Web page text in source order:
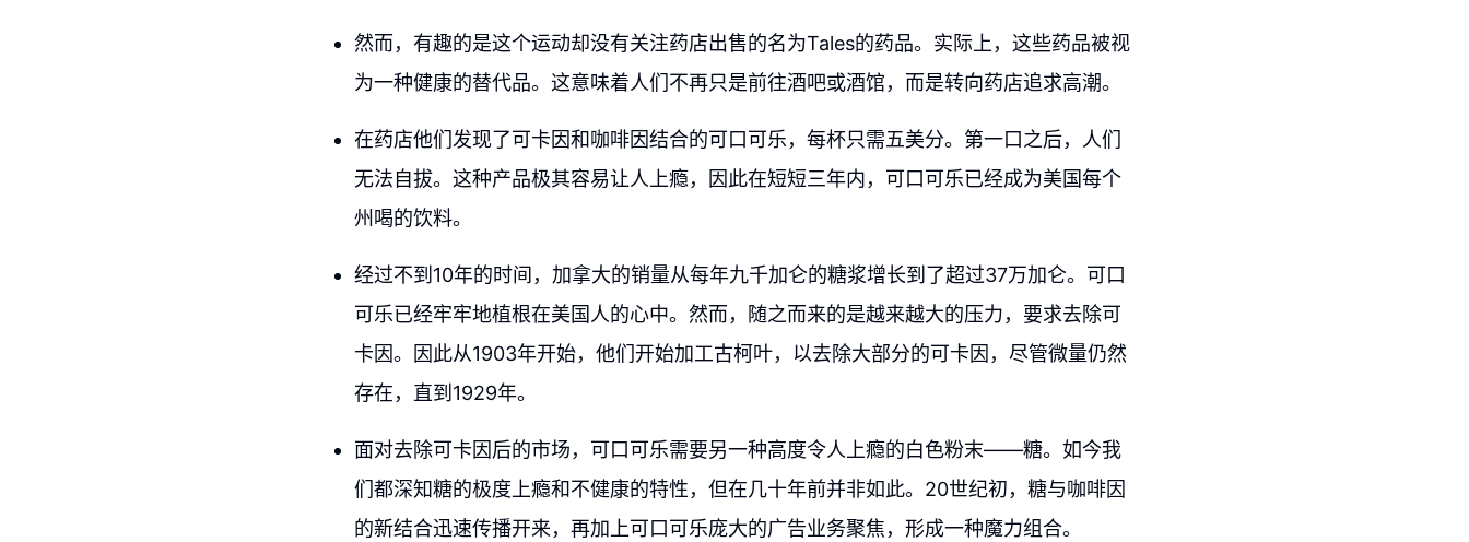
然而，有趣的是这个运动却没有关注药店出售的名为Tales的药品。实际上，这些药品被视
为一种健康的替代品。这意味着人们不再只是前往酒吧或酒馆，而是转向药店追求高潮。
在药店他们发现了可卡因和咖啡因结合的可口可乐，每杯只需五美分。第一口之后，人们
无法自拔。这种产品极其容易让人上瘾，因此在短短三年内，可口可乐已经成为美国每个
州喝的饮料。
经过不到10年的时间，加拿大的销量从每年九千加仑的糖浆增长到了超过37万加仑。可口
可乐已经牢牢地植根在美国人的心中。然而，随之而来的是越来越大的压力，要求去除可
卡因。因此从1903年开始，他们开始加工古柯叶，以去除大部分的可卡因，尽管微量仍然
存在，直到1929年。
面对去除可卡因后的市场，可口可乐需要另一种高度令人上瘾的白色粉末——糖。如今我
们都深知糖的极度上瘾和不健康的特性，但在几十年前并非如此。20世纪初，糖与咖啡因
的新结合迅速传播开来，再加上可口可乐庞大的广告业务聚焦，形成一种魔力组合。